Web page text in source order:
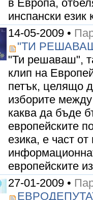
в Европа,
инспански език
14-05-2009 •
"ТИ
"Ти решаваш",
клип на
петък, целящо
изборите
каква да бъде
европейските
езика, е част
европейските
27-01-2009 •